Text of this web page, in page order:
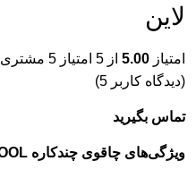
لاین
امتیاز 5.00 از 5 امتیاز 5 مشتری
(دیدگاه کاربر 5
)
تماس بگیرید
ویژگی‌های چاقوی چندکاره MULTI TOOL گرین لاین